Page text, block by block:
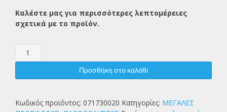
Καλέστε μας για περισσότερες λεπτομέρειες
σχετικά με το προϊόν.
SANTOS
ΠΑΓΟΘΡΑΥΣΤΗΣ
Νο53
Προσθήκη στο καλάθι
Κωδικός προϊόντος: 071730020 Κατηγορίες: ΜΕΓΑΛΕΣ